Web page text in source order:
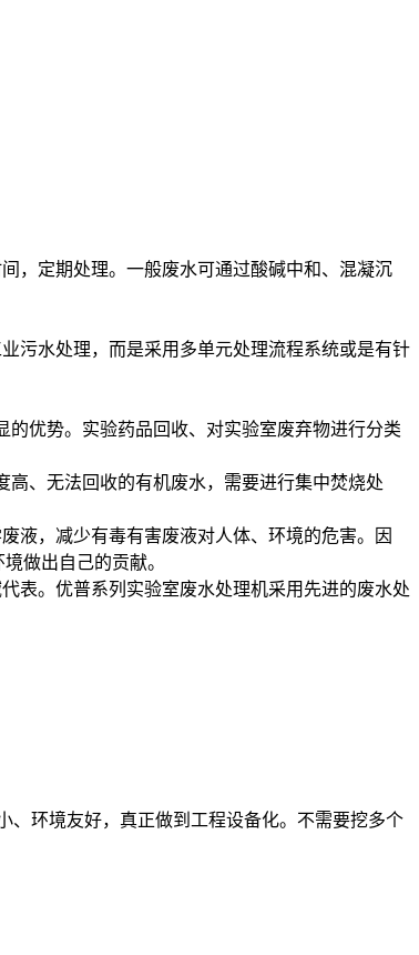
，定期处理。一般废水可通过酸碱中和、混凝沉
污水处理，而是采用多单元处理流程系统或是有针
优势。实验药品回收、对实验室废弃物进行分类
、无法回收的有机废水，需要进行集中焚烧处
，减少有毒有害废液对人体、环境的危害。因
做出自己的贡献。
。优普系列实验室废水处理机采用先进的废水处
环境友好，真正做到工程设备化。不需要挖多个